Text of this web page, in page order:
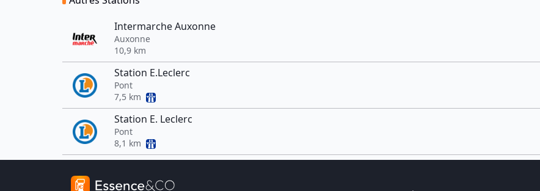
Intermarche Auxonne
Auxonne
10,9 km
Station E.Leclerc
Pont
7,5 km
Station E. Leclerc
Pont
8,1 km